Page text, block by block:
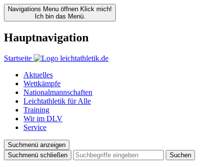
Navigations Menu öffnen Klick mich!
Ich bin das Menü.
Hauptnavigation
Startseite
Aktuelles
Wettkämpfe
Nationalmannschaften
Leichtathletik für Alle
Training
Wir im DLV
Service
Suchmenü anzeigen
Suchmenü schließen
Suchen